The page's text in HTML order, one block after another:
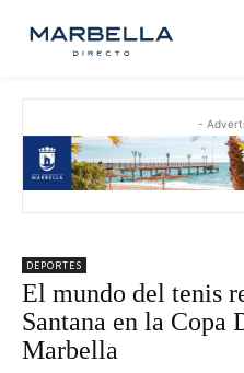
-
DEPORTES
El mundo del tenis
Santana en la Copa
Marbella